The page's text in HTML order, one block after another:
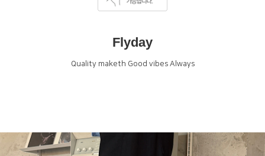
Flyday
Quality maketh Good vibes Always